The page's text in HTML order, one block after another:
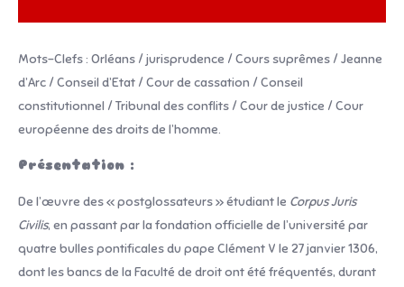
Mots-Clefs : Orléans / jurisprudence / Cours suprêmes / Jeanne
d’Arc / Conseil d’Etat / Cour de cassation / Conseil
constitutionnel / Tribunal des conflits / Cour de justice / Cour
européenne des droits de l’homme.
Présentation :
De l’œuvre des « postglossateurs » étudiant le Corpus Juris
Civilis, en passant par la fondation officielle de l’université par
quatre bulles pontificales du pape Clément V le 27 janvier 1306,
dont les bancs de la Faculté de droit ont été fréquentés, durant